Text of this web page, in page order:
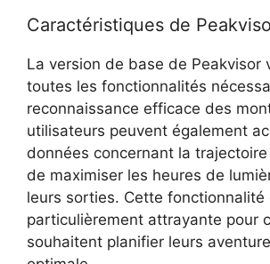
Caractéristiques de
La version de base de Peakvisor
toutes les fonctionnalités
reconnaissance efficace des
utilisateurs peuvent également
données concernant la
de maximiser les heures de
leurs sorties. Cette fonctionnalité
particulièrement attrayante pour
souhaitent planifier leurs